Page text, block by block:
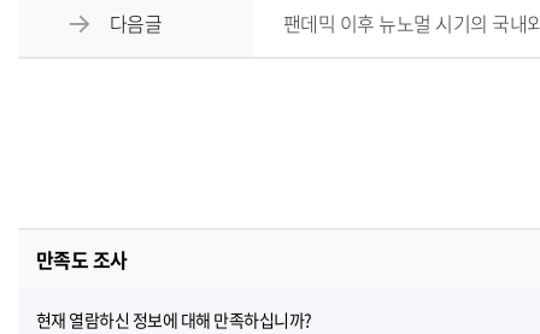
다음글 팬데믹 이후 뉴노멀 시기의 국내
만족도 조사
현재 열람하신 정보에 대해 만족하십니까?